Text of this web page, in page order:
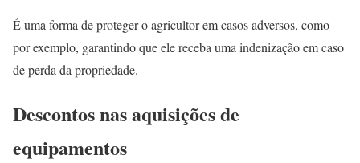
É uma forma de proteger o agricultor em casos adversos, como
por exemplo, garantindo que ele receba uma indenização em caso
de perda da propriedade.
Descontos nas aquisições de
equipamentos